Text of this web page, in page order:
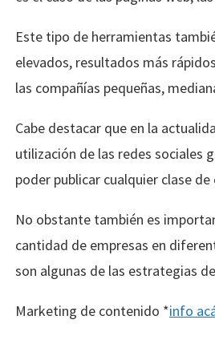
Este tipo de herramientas
elevados, resultados más
las compañías pequeñas,
Cabe destacar que en la
utilización de las redes sociales
poder publicar cualquier clase
No obstante también es
cantidad de empresas en
son algunas de las estrategias
Marketing de contenido *info